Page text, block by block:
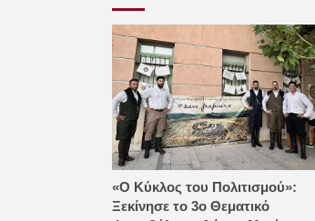
«Ο Κύκλος του Πολιτισμού»:
Ξεκίνησε το 3ο Θεματικό